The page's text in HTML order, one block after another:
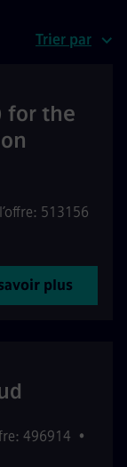
Trier par
for the
513156
plus
496914 •